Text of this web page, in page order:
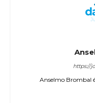
https://
Anselmo Brombal